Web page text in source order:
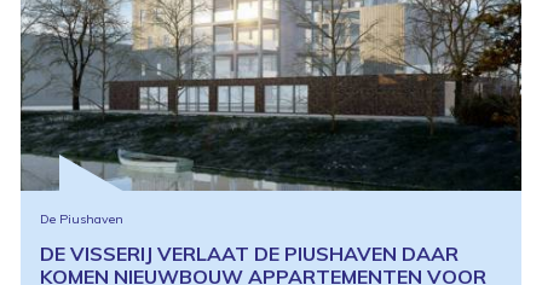
De Piushaven
DE VISSERIJ VERLAAT DE PIUSHAVEN DAAR
KOMEN NIEUWBOUW APPARTEMENTEN VOOR